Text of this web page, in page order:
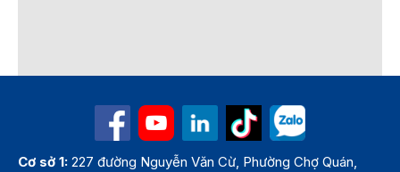
Cơ sở 1: 227 đường Nguyễn Văn Cừ, Phường Chợ Quán,